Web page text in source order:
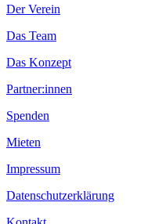
Der Verein
Das Team
Das Konzept
Partner:innen
Spenden
Mieten
Impressum
Datenschutzerklärung